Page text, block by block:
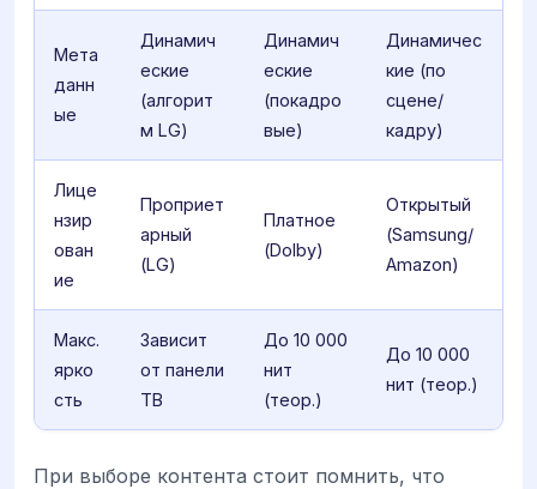
Мета
данн
ые
Динамич
еские
(алгорит
м LG)
Динамич
еские
(покадро
вые)
Динамичес
кие (по
сцене/
кадру)
Лице
нзир
ован
ие
Проприет
арный
(LG)
Платное
(Dolby)
Открытый
(Samsung/
Amazon)
Макс.
ярко
сть
Зависит
от панели
ТВ
До 10 000
нит
(теор.)
До 10 000
нит (теор.)
При выборе контента стоит помнить, что